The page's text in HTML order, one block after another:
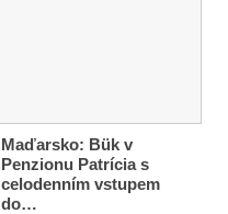
Maďarsko: Bük v
Penzionu Patrícia s
celodenním vstupem
do…